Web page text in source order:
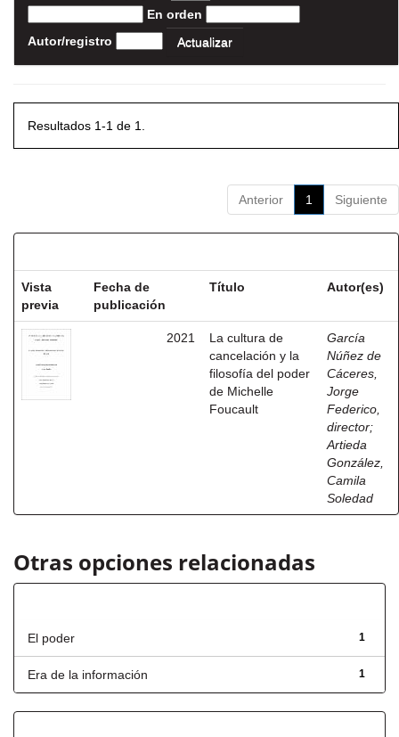
En orden
Autor/registro
Resultados 1-1 de 1.
Anterior 1 Siguiente
Vista
previa
Fecha de
publicación
Título Autor(es)
2021
La cultura de
cancelación y la
filosofía del poder
de Michelle
Foucault
García
Núñez de
Cáceres,
Jorge
Federico,
director;
Artieda
González,
Camila
Soledad
Otras opciones relacionadas
1
El poder
1
Era de la información